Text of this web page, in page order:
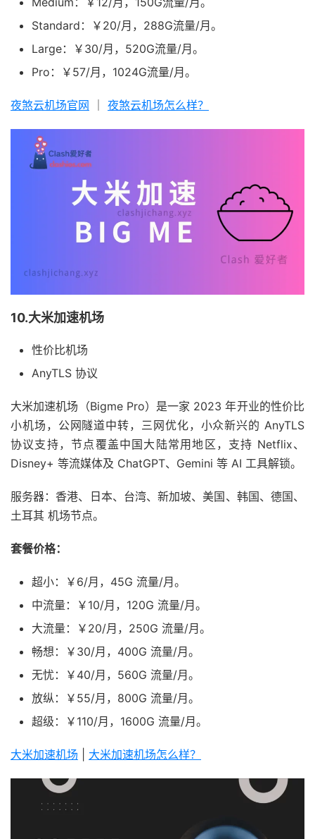
Standard：￥20/月，288G流量/月。
Large：￥30/月，520G流量/月。
Pro：￥57/月，1024G流量/月。
夜煞云机场官网 夜煞云机场怎么样？
10.大米加速机场
性价比机场
AnyTLS 协议
大米加速机场（Bigme Pro）是一家 2023 年开业的性价比
小机场，公网隧道中转，三网优化，小众新兴的 AnyTLS
协议支持，节点覆盖中国大陆常用地区，支持 Netflix、
Disney+ 等流媒体及 ChatGPT、Gemini 等 AI 工具解锁。
服务器：香港、日本、台湾、新加坡、美国、韩国、德国、
土耳其 机场节点。
套餐价格：
超小：￥6/月，45G 流量/月。
中流量：￥10/月，120G 流量/月。
大流量：￥20/月，250G 流量/月。
畅想：￥30/月，400G 流量/月。
无忧：￥40/月，560G 流量/月。
放纵：￥55/月，800G 流量/月。
超级：￥110/月，1600G 流量/月。
大米加速机场 大米加速机场怎么样？